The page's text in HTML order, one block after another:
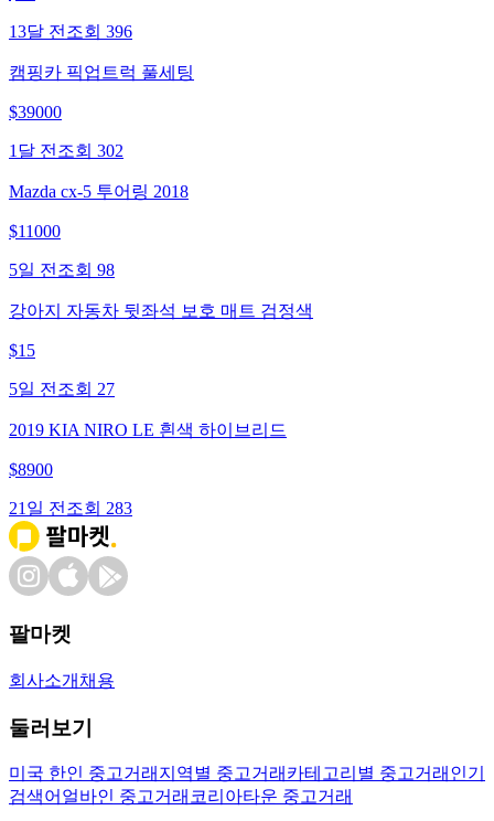
13달 전 조회 396
캠핑카 픽업트럭 풀세팅
$39000
1달 전 조회 302
Mazda cx-5 투어링 2018
$11000
5일 전 조회 98
강아지 자동차 뒷좌석 보호 매트 검정색
$15
5일 전 조회 27
2019 KIA NIRO LE 흰색 하이브리드
$8900
21일 전 조회 283
팔마켓
회사소개 채용
둘러보기
미국 한인 중고거래 지역별 중고거래 카테고리별 중고거래 인기
검색어 얼바인 중고거래 코리아타운 중고거래